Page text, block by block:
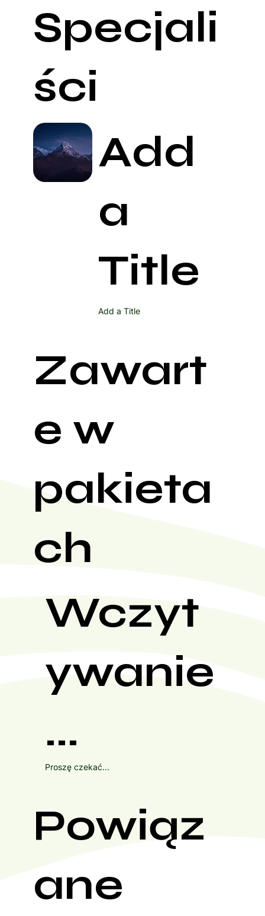
Specjali
ści
Add
a
Title
Add a Title
Zawart
e w
pakieta
ch
Wczyt
ywanie
...
Proszę czekać...
Powiąz
ane